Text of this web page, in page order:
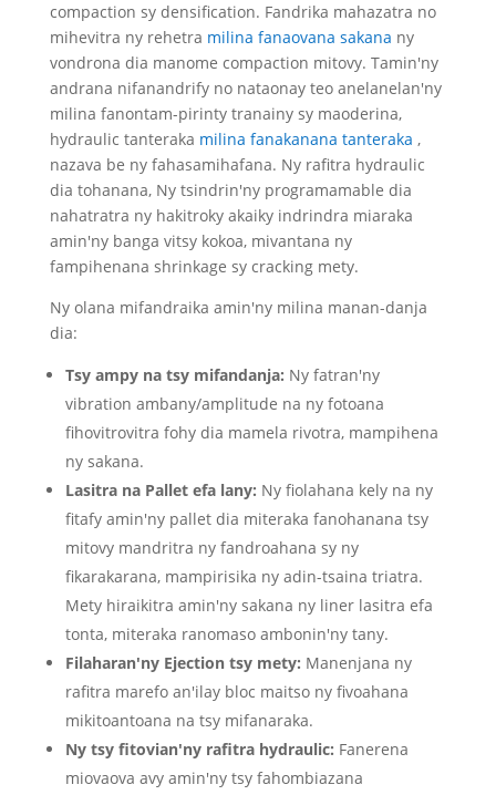
compaction sy densification. Fandrika mahazatra no
mihevitra ny rehetra milina fanaovana sakana ny
vondrona dia manome compaction mitovy. Tamin'ny
andrana nifanandrify no nataonay teo anelanelan'ny
milina fanontam-pirinty tranainy sy maoderina,
hydraulic tanteraka milina fanakanana tanteraka ,
nazava be ny fahasamihafana. Ny rafitra hydraulic
dia tohanana, Ny tsindrin'ny programamable dia
nahatratra ny hakitroky akaiky indrindra miaraka
amin'ny banga vitsy kokoa, mivantana ny
fampihenana shrinkage sy cracking mety.
Ny olana mifandraika amin'ny milina manan-danja
dia:
Tsy ampy na tsy mifandanja: Ny fatran'ny
vibration ambany/amplitude na ny fotoana
fihovitrovitra fohy dia mamela rivotra, mampihena
ny sakana.
Lasitra na Pallet efa lany: Ny fiolahana kely na ny
fitafy amin'ny pallet dia miteraka fanohanana tsy
mitovy mandritra ny fandroahana sy ny
fikarakarana, mampirisika ny adin-tsaina triatra.
Mety hiraikitra amin'ny sakana ny liner lasitra efa
tonta, miteraka ranomaso ambonin'ny tany.
Filaharan'ny Ejection tsy mety: Manenjana ny
rafitra marefo an'ilay bloc maitso ny fivoahana
mikitoantoana na tsy mifanaraka.
Ny tsy fitovian'ny rafitra hydraulic: Fanerena
miovaova avy amin'ny tsy fahombiazana